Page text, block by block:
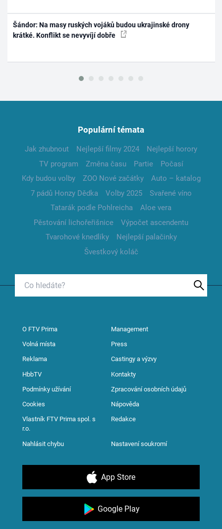
Šándor: Na masy ruských vojáků budou ukrajinské drony
krátké. Konflikt se nevyvíjí dobře
Populární témata
Jak zhubnout Nejlepší filmy 2024
Nejlepší horory
TV program
Změna času Partie
Počasí
Kdy budou volby
ZOO Nové začátky
Auto – katalog
7 pádů Honzy Dědka
Volby 2025
Svařené víno
Tatarák podle Pohlreicha
Aloe vera
Pěstování lichořeřišnice
Výpočet ascendentu
Tvarohové knedlíky
Nejlepší palačinky
Švestkový koláč
O FTV Prima Management
Volná místa Press
Reklama Castingy a výzvy
HbbTV Kontakty
Podmínky užívání Zpracování osobních údajů
Cookies Nápověda
Vlastník FTV Prima spol. s
r.o.
Redakce
Nahlásit chybu Nastavení soukromí
App Store
Google Play